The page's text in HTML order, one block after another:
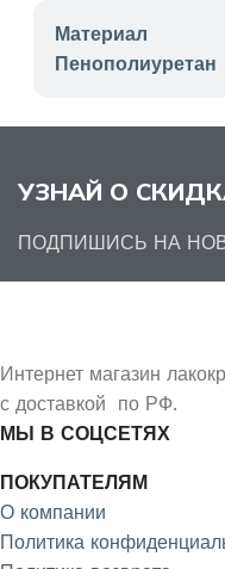
Материал
Пенополиуретан
УЗНАЙ О
ПОДПИШИСЬ НА
Интернет магазин
с доставкой по РФ.
МЫ В СОЦСЕТЯХ
ПОКУПАТЕЛЯМ
О компании
Политика